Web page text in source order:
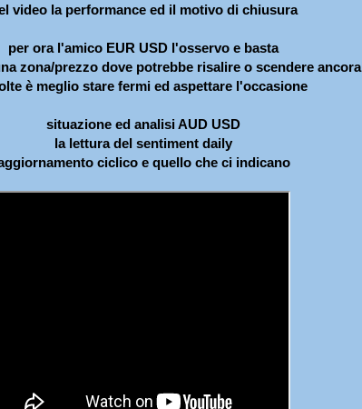
video la performance ed il motivo di chiusura
per ora l'amico EUR USD l'osservo e basta
zona/prezzo dove potrebbe risalire o scendere ancora
è meglio stare fermi ed aspettare l'occasione
situazione ed analisi AUD USD
la lettura del sentiment daily
ciclico e quello che ci indicano